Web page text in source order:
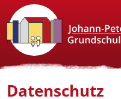
Datenschutz